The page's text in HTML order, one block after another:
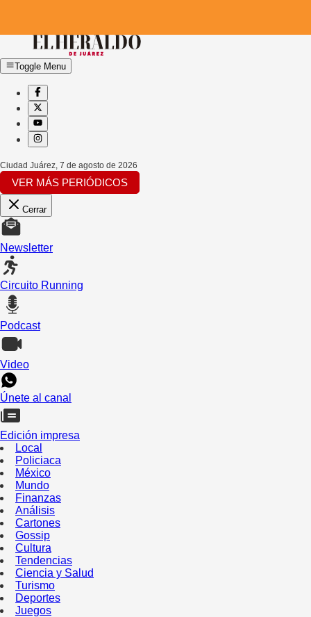
Toggle Menu
Ciudad Juárez 7 de agosto de 2026
VER MÁS PERIÓDICOS
Cerrar
Newsletter
Circuito Running
Podcast
Video
Únete al canal
Edición impresa
Local
Policiaca
México
Mundo
Finanzas
Análisis
Cartones
Gossip
Cultura
Tendencias
Ciencia y Salud
Turismo
Deportes
Juegos